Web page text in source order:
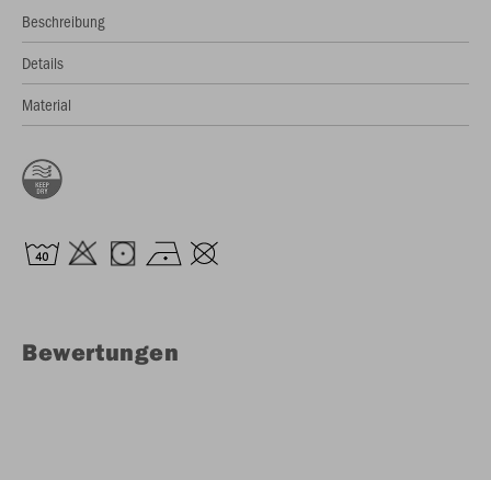
Beschreibung
Details
Material
Bewertungen